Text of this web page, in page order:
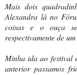
Mais dois
Alexandra lá no
coisas e o ouça
respectivamente de
Minha ida ao festival
anterior passamos